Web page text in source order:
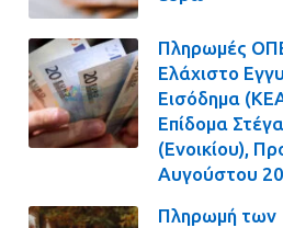
Πληρωμές
Ελάχιστο
Εισόδημα
Επίδομα
(Ενοικίου),
Αυγούστου
Πληρωμή των